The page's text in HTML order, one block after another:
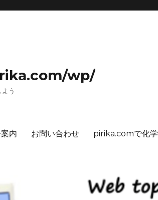
wp/
う
内 お問い合わせ pirika.comで化学